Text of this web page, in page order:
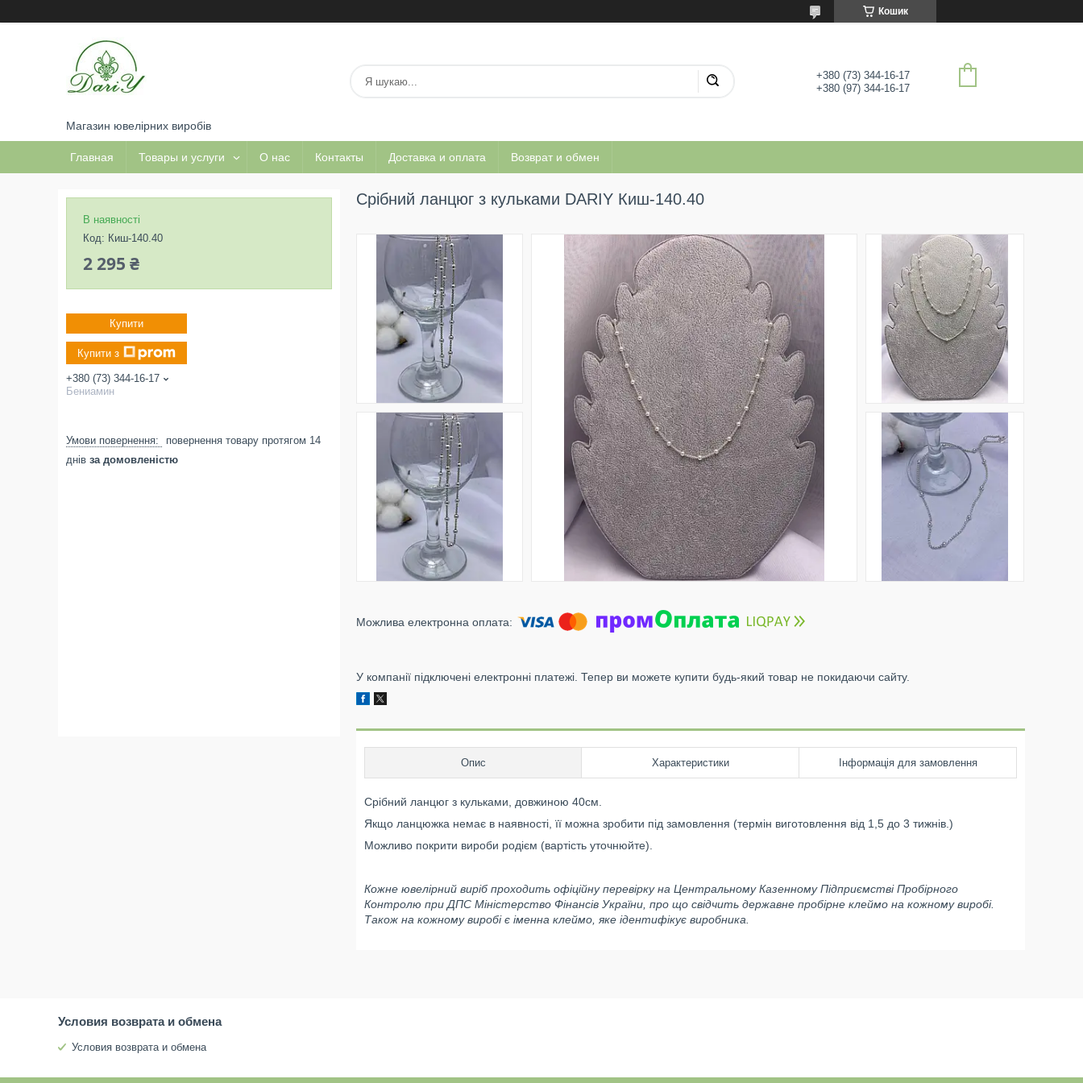
Кошик
Магазин ювелірних виробів
+380 (73) 344-16-17
+380 (97) 344-16-17
Главная Товары и услуги О нас Контакты Доставка и оплата Возврат и обмен
Срібний ланцюг з кульками DARIY Киш-140.40
У компанії підключені електронні платежі. Тепер ви можете купити будь-який товар не покидаючи сайту.
Опис Характеристики Інформація для замовлення
Срібний ланцюг з кульками, довжиною 40см.
Якщо ланцюжка немає в наявності, її можна зробити під замовлення (термін виготовлення від 1,5 до 3 тижнів.)
Можливо покрити вироби родієм (вартість уточнюйте).
Кожне ювелірний виріб проходить офіційну перевірку на Центральному Казенному Підприємстві Пробірного
Контролю при ДПС Міністерство Фінансів України, про що свідчить державне пробірне клеймо на кожному виробі.
Також на кожному виробі є іменна клеймо, яке ідентифікує виробника.
В наявності
Код: Киш-140.40
2 295 ₴
Купити
Купити з
+380 (73) 344-16-17
Бениамин
повернення товару протягом 14
днів за домовленістю
Условия возврата и обмена
Условия возврата и обмена